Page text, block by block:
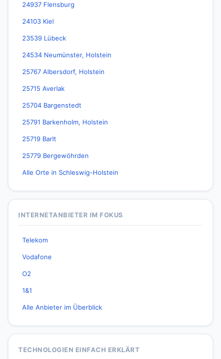
24937 Flensburg
24103 Kiel
23539 Lübeck
24534 Neumünster, Holstein
25767 Albersdorf, Holstein
25715 Averlak
25704 Bargenstedt
25791 Barkenholm, Holstein
25719 Barlt
25779 Bergewöhrden
Alle Orte in Schleswig-Holstein
INTERNETANBIETER IM FOKUS
Telekom
Vodafone
O2
1&1
Alle Anbieter im Überblick
TECHNOLOGIEN EINFACH ERKLÄRT